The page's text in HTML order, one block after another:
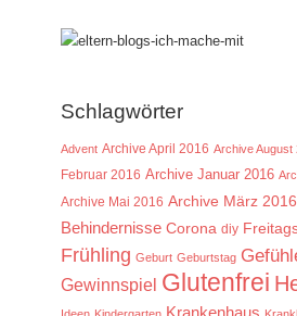
Schlagwörter
Advent Archive April 2016 Archive August
Februar 2016 Archive Januar 2016
Archive Mai 2016 Archive März 2016
Behindernisse Corona diy
Frühling Geburt Geburtstag
Gewinnspiel Glutenfrei
Krankenhaus